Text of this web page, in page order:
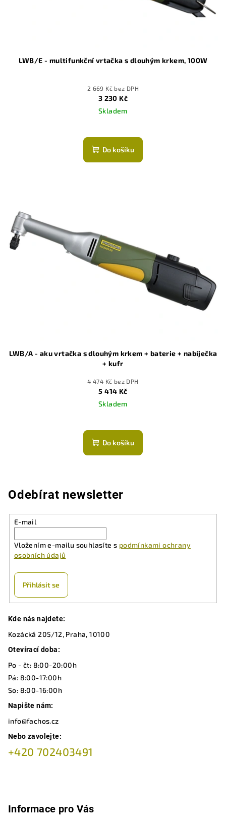
LWB/E - multifunkční vrtačka s dlouhým krkem, 100W
2 669 Kč bez DPH
3 230 Kč
Skladem
hodnocení
produktu
Do košíku
LWB/A - aku vrtačka s dlouhým krkem + baterie + nabíječka
+ kufr
4 474 Kč bez DPH
5 414 Kč
Skladem
hodnocení
produktu
hvězdiček.
Do košíku
Odebírat newsletter
E-mail
Vložením e-mailu souhlasíte s podmínkami ochrany
osobních údajů
Přihlásit se
Kde nás najdete:
Kozácká 205/12, Praha, 10100
Otevírací doba:
Po - čt: 8:00-20:00h
Pá: 8:00-17:00h
So: 8:00-16:00h
Napište nám:
info@fachos.cz
Nebo zavolejte:
+420 702403491
Informace pro Vás